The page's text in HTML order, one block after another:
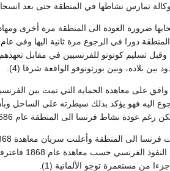
تمارس نشاطها في المنطقة حتى بعد
ضرورة العودة الى المنطقة مرة أخرى
تسليم كونونو للفرنسيين في مقابل تعهدهم
بين بلاده، وبين بورتونوفو الواقعة شرقا (4).
على معاهدة الحماية التي تمت بين
اليه فهو يؤكد بذلك سيطرته على الساحل
عام 1686 الا أنها اضطرت لهجر مراكزها مرة ثانية بسبب قيام الحرب السبعينية (5).
الواقعة
من مستعمرة توجو الألمانية (1).